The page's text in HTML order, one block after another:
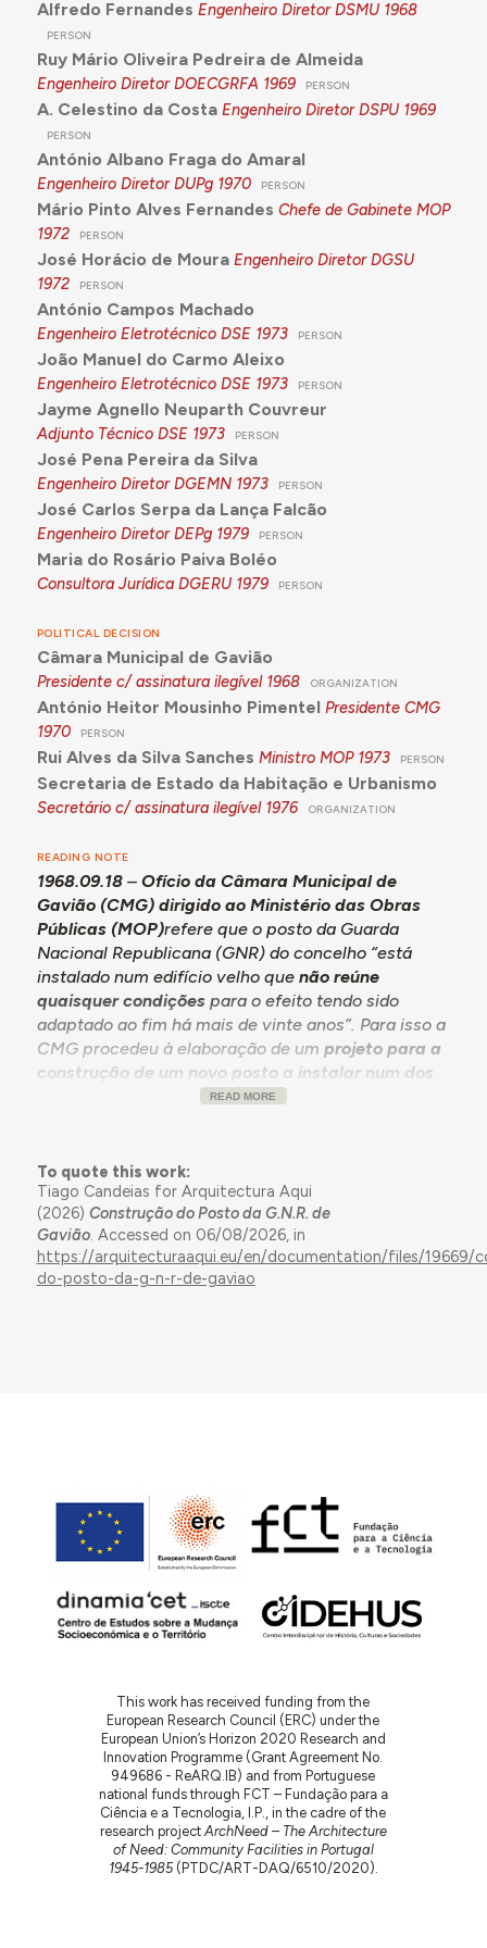
Alfredo Fernandes Engenheiro Diretor DSMU 1968
PERSON
Ruy Mário Oliveira Pedreira de Almeida
Engenheiro Diretor DOECGRFA 1969 PERSON
A. Celestino da Costa Engenheiro Diretor DSPU 1969
PERSON
António Albano Fraga do Amaral
Engenheiro Diretor DUPg 1970 PERSON
Mário Pinto Alves Fernandes Chefe de Gabinete MOP
1972
PERSON
José Horácio de Moura Engenheiro Diretor DGSU
1972
PERSON
António Campos Machado
Engenheiro Eletrotécnico DSE 1973 PERSON
João Manuel do Carmo Aleixo
Engenheiro Eletrotécnico DSE 1973 PERSON
Jayme Agnello Neuparth Couvreur
Adjunto Técnico DSE 1973 PERSON
José Pena Pereira da Silva
Engenheiro Diretor DGEMN 1973 PERSON
José Carlos Serpa da Lança Falcão
Engenheiro Diretor DEPg 1979 PERSON
Maria do Rosário Paiva Boléo
Consultora Jurídica DGERU 1979 PERSON
POLITICAL DECISION
Câmara Municipal de Gavião
Presidente c/ assinatura ilegível 1968 ORGANIZATION
António Heitor Mousinho Pimentel Presidente CMG
1970
PERSON
Rui Alves da Silva Sanches Ministro MOP 1973 PERSON
Secretaria de Estado da Habitação e Urbanismo
Secretário c/ assinatura ilegível 1976 ORGANIZATION
READING NOTE
1968.09.18 – Ofício da Câmara Municipal de
Gavião (CMG) dirigido ao Ministério das Obras
Públicas (MOP)refere que o posto da Guarda
Nacional Republicana (GNR) do concelho “está
instalado num edifício velho que não reúne
quaisquer condições para o efeito tendo sido
adaptado ao fim há mais de vinte anos”. Para isso a
CMG procedeu à elaboração de um projeto para a
construção de um novo posto a instalar num dos
Solicitam a aprovação e a
Serviços de Melhoramentos Urbanos
(DSMU) relativo à construção do posto da GNR,
onde são referidos os recursos suficientes da
entidade para executar a obra mediante
comparticipação, e se justifica a mesma “em
1968.09.30 – A Divisão de Melhoramentos Urbanos
(DMU) comunica à Direção de Urbanização de
Portalegre (DUPg) a abertura do processo
definitivo intitulado “Construção do Posto da GNR
de Gavião”, com o n.º 303/MU/68.
Guardas Republicana, Fiscais e das Alfândegas
(DOECGRFA) um projeto da obra e solicita parecer.
1968.10.04 – DSMU informa CMG da previsão de
inclusão da obra no futuro Plano de
Melhoramentos Urbanose da intenção de
apreciação do projeto.
1968.11.21 – Informação n.º 217 da Direção Geral
READ MORE
To quote this work:
Tiago Candeias for Arquitectura Aqui
(2026) Construção do Posto da G.N.R. de
Gavião. Accessed on 06/08/2026, in
https://arquitecturaaqui.eu/en/documentation/files/19669/
do-posto-da-g-n-r-de-gaviao
This work has received funding from the
European Research Council (ERC) under the
European Union’s Horizon 2020 Research and
Innovation Programme (Grant Agreement No.
949686 - ReARQ.IB) and from Portuguese
national funds through FCT – Fundação para a
Ciência e a Tecnologia, I.P., in the cadre of the
research project ArchNeed – The Architecture
of Need: Community Facilities in Portugal
1945-1985(PTDC/ART-DAQ/6510/2020).